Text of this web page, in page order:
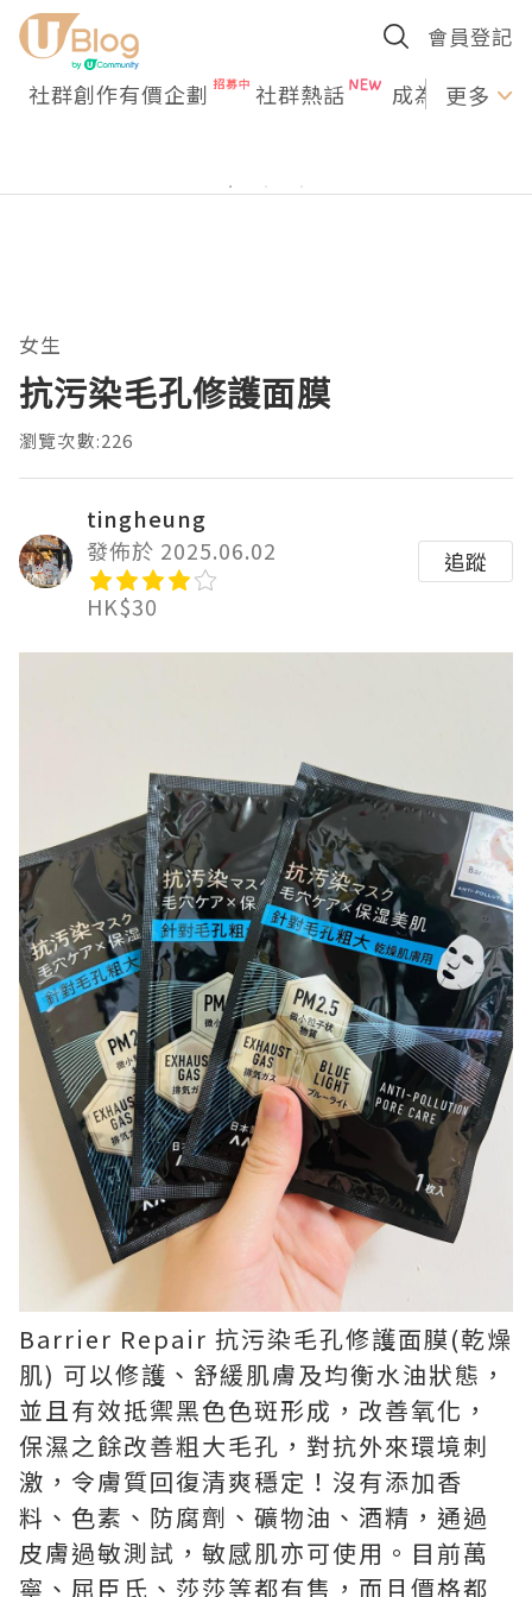
會員登記
社群創作有價企劃 社群熱話 成為U更多
女生
抗污染毛孔修護面膜
瀏覽次數:226
tingheung
發佈於 2025.06.02
HK$30
追蹤
Barrier Repair 抗污染毛孔修護面膜(乾燥
肌) 可以修護、舒緩肌膚及均衡水油狀態，
並且有效抵禦黑色色斑形成，改善氧化，
保濕之餘改善粗大毛孔，對抗外來環境刺
激，令膚質回復清爽穩定！沒有添加香
料、色素、防腐劑、礦物油、酒精，通過
皮膚過敏測試，敏感肌亦可使用。目前萬
寧、屈臣氏、莎莎等都有售，而且價格都